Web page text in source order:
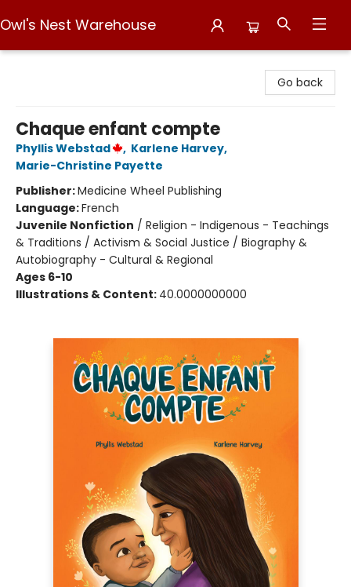
Owl's Nest Warehouse
Go back
Chaque enfant compte
Phyllis Webstad , Karlene Harvey,
Marie-Christine Payette
Publisher:Medicine Wheel Publishing
Language:French
Juvenile Nonfiction / Religion - Indigenous - Teachings
& Traditions / Activism & Social Justice / Biography &
Autobiography - Cultural & Regional
Ages 6-10
Illustrations & Content: 40.0000000000